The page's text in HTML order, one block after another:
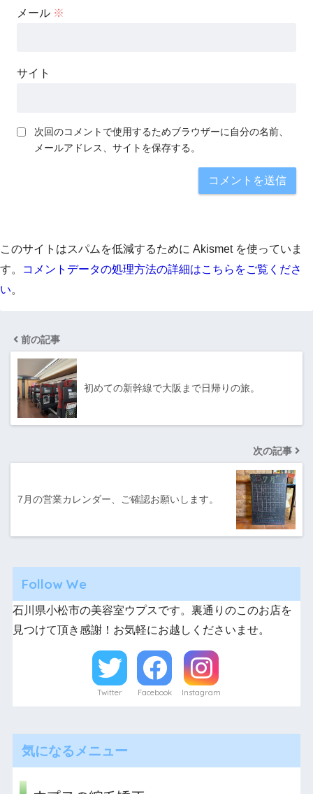
メール ※
サイト
次回のコメントで使用するためブラウザーに自分の名前、
メールアドレス、サイトを保存する。
このサイトはスパムを低減するために Akismet を使っていま
す。
コメントデータの処理方法の詳細はこちらをご覧くださ
い。
前の記事
初めての新幹線で大阪まで日帰りの旅。
次の記事
7月の営業カレンダー、ご確認お願いします。
Follow We
石川県小松市の美容室ウプスです。裏通りのこのお店を
見つけて頂き感謝！お気軽にお越しくださいませ。
Twitter Facebook Instagram
気になるメニュー